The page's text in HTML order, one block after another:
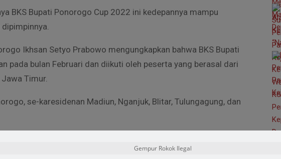
BKS Bupati Ponorogo Cup 2022 ini kedepannya mampu
Ikhsan Setyo Prabowo mengungkapkan bahwa BKS Bupati
pada bulan Februari dan diikuti oleh peserta yang berasal dari
Timur.
se-karesidenan Madiun, Nganjuk, Blitar, Tulungagung, dan
kepada Kang Bupati Sugiri Sancoko yang telah bersedia
2022.
Gempur Rokok Ilegal